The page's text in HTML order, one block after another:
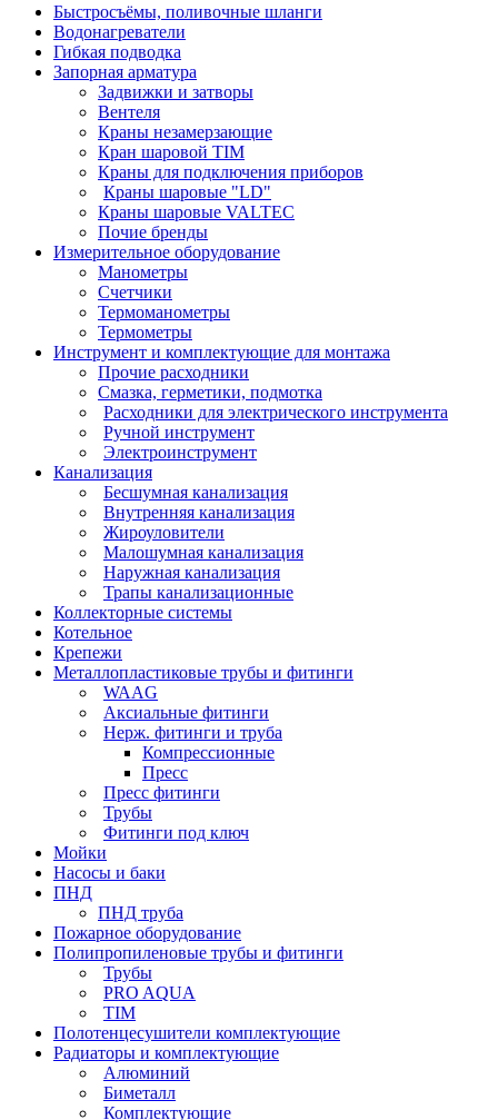
Быстросъёмы, поливочные шланги
Водонагреватели
Гибкая подводка
Запорная арматура
Задвижки и затворы
Вентеля
Краны незамерзающие
Кран шаровой TIM
Краны для подключения приборов
Краны шаровые "LD"
Краны шаровые VALTEC
Почие бренды
Измерительное оборудование
Манометры
Счетчики
Термоманометры
Термометры
Инструмент и комплектующие для монтажа
Прочие расходники
Смазка, герметики, подмотка
Расходники для электрического инструмента
Ручной инструмент
Электроинструмент
Канализация
Бесшумная канализация
Внутренняя канализация
Жироуловители
Малошумная канализация
Наружная канализация
Трапы канализационные
Коллекторные системы
Котельное
Крепежи
Металлопластиковые трубы и фитинги
WAAG
Аксиальные фитинги
Нерж. фитинги и труба
Компрессионные
Пресс
Пресс фитинги
Трубы
Фитинги под ключ
Мойки
Насосы и баки
ПНД
ПНД труба
Пожарное оборудование
Полипропиленовые трубы и фитинги
Трубы
PRO AQUA
TIM
Полотенцесушители комплектующие
Радиаторы и комплектующие
Алюминий
Биметалл
Комплектующие